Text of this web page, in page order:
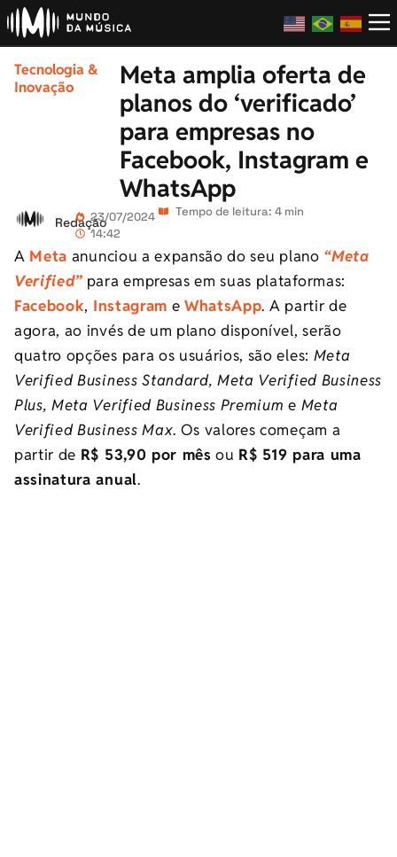
Tecnologia &
Inovação
Meta amplia oferta de
planos do ‘verificado’
para empresas no
Facebook, Instagram e
WhatsApp
Redação23/07/2024
14:42
Tempo de leitura: 4 min
A Meta anunciou a expansão do seu plano “Meta
Verified” para empresas em suas plataformas:
Facebook, Instagram e WhatsApp. A partir de
agora, ao invés de um plano disponível, serão
quatro opções para os usuários, são eles: Meta
Verified Business Standard, Meta Verified Business
Plus, Meta Verified Business Premium e Meta
Verified Business Max. Os valores começam a
partir de R$ 53,90 por mês ou R$ 519 para uma
assinatura anual.